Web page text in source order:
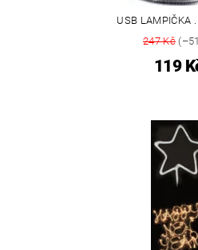
USB LAMPIČKA .
247 Kč
119